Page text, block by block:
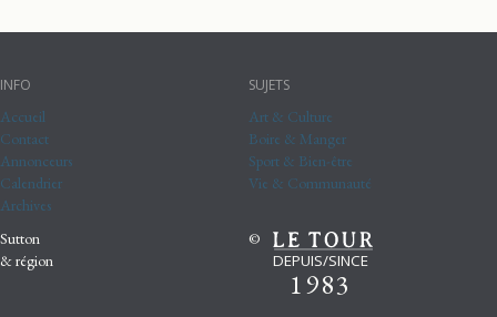
INFO
Accueil
Contact
Annonceurs
Calendrier
Archives
SUJETS
Art & Culture
Boire & Manger
Sport & Bien-être
Vie & Communauté
Sutton
& région
©
DEPUIS/SINCE
1983